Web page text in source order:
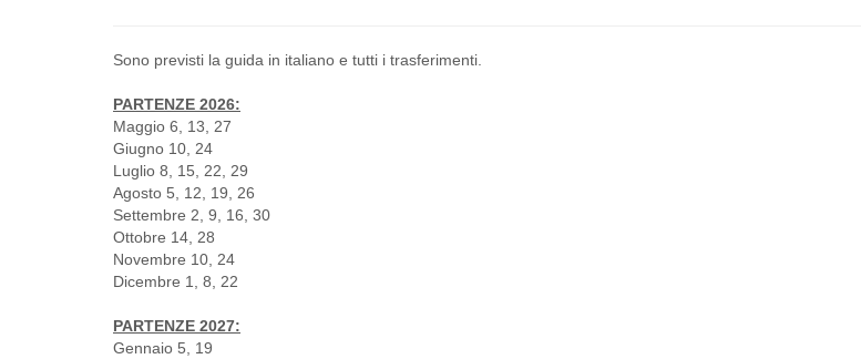
Sono previsti la guida in italiano e tutti i trasferimenti.
PARTENZE 2026:
Maggio 6, 13, 27
Giugno 10, 24
Luglio 8, 15, 22, 29
Agosto 5, 12, 19, 26
Settembre 2, 9, 16, 30
Ottobre 14, 28
Novembre 10, 24
Dicembre 1, 8, 22
PARTENZE 2027:
Gennaio 5, 19